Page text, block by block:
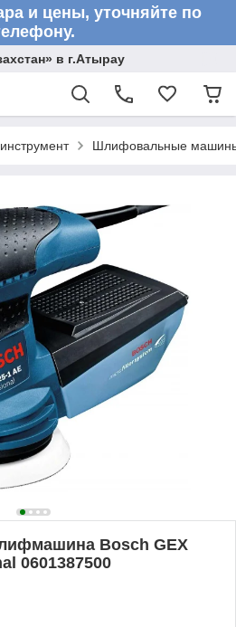
и цены, уточняйте по
в г.Атырау
Шлифовальные
Bosch GEX
0601387500